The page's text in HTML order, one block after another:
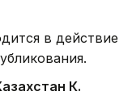
в действие
К.